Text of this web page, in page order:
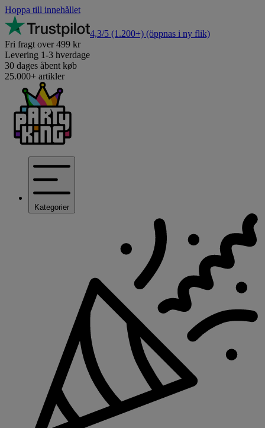
Hoppa till innehållet
4,3/5 (1.200+) (öppnas i ny flik)
Fri fragt over 499 kr
Levering 1-3 hverdage
30 dages åbent køb
25.000+ artikler
Kategorier